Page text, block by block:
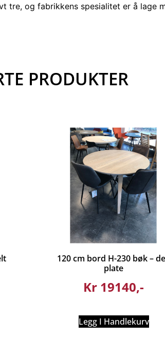
og fabrikkens spesialitet er å lage
PRODUKTER
120 cm bord H-230 bøk –
plate
Kr 19140
Legg I Handlekurv